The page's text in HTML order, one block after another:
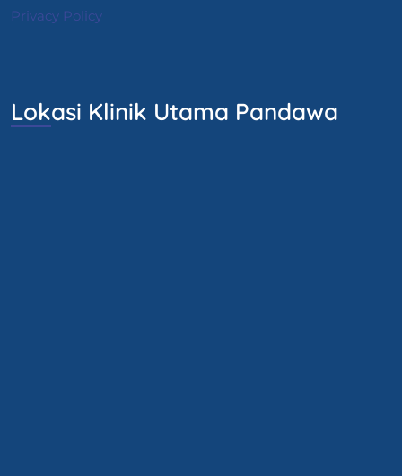
Privacy Policy
Lokasi Klinik Utama Pandawa